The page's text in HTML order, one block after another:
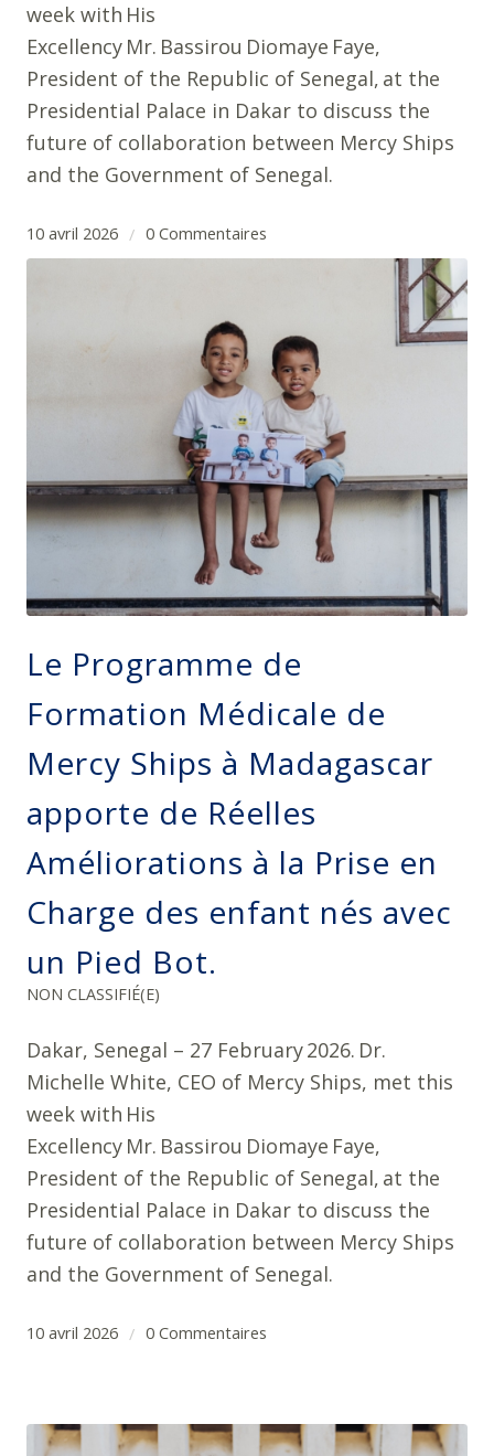
week with His
Excellency Mr. Bassirou Diomaye Faye,
President of the Republic of Senegal, at the
Presidential Palace in Dakar to discuss the
future of collaboration between Mercy Ships
and the Government of Senegal.
10 avril 2026 / 0 Commentaires
Le Programme de
Formation Médicale de
Mercy Ships à Madagascar
apporte de Réelles
Améliorations à la Prise en
Charge des enfant nés avec
un Pied Bot.
NON CLASSIFIÉ(E)
Dakar, Senegal – 27 February 2026. Dr.
Michelle White, CEO of Mercy Ships, met this
week with His
Excellency Mr. Bassirou Diomaye Faye,
President of the Republic of Senegal, at the
Presidential Palace in Dakar to discuss the
future of collaboration between Mercy Ships
and the Government of Senegal.
10 avril 2026 / 0 Commentaires